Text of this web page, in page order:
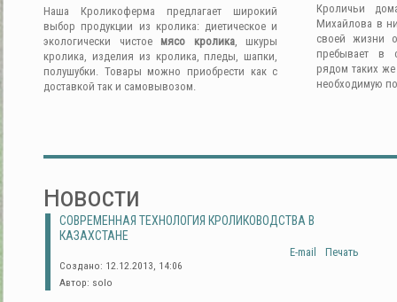
Наша Кроликоферма предлагает широкий
выбор продукции из кролика: диетическое и
экологически чистое мясо кролика, шкуры
кролика, изделия из кролика, пледы, шапки,
полушубки. Товары можно приобрести как с
доставкой так и самовывозом.
Кроличьи
Михайлова в
своей жизни
пребывает в
рядом таких
необходимую
Новости
СОВРЕМЕННАЯ ТЕХНОЛОГИЯ КРОЛИКОВОДСТВА В
КАЗАХСТАНЕ
Печать
E-mail
Создано: 12.12.2013, 14:06
Автор: solo